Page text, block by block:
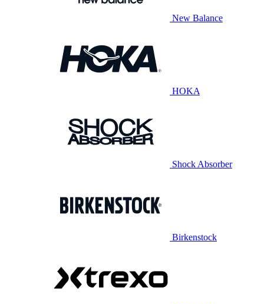
New Balance
HOKA
Shock Absorber
Birkenstock